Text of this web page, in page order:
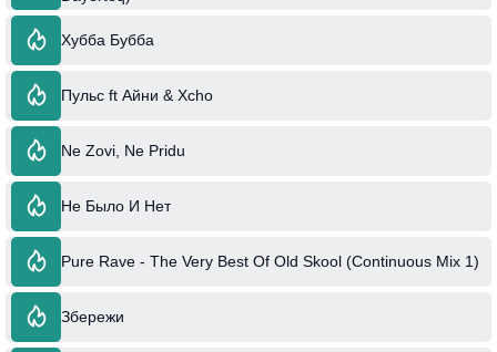
Хубба Бубба
Пульс ft Айни & Xcho
Ne Zovi, Ne Pridu
Не Было И Нет
Pure Rave - The Very Best Of Old Skool (Continuous Mix 1)
Збережи